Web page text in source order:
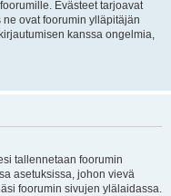
Evästeet tarjoavat
ovat foorumin ylläpitäjän
kanssa ongelmia,
tallennetaan foorumin
asetuksissa, johon vievä
foorumin sivujen ylälaidassa.